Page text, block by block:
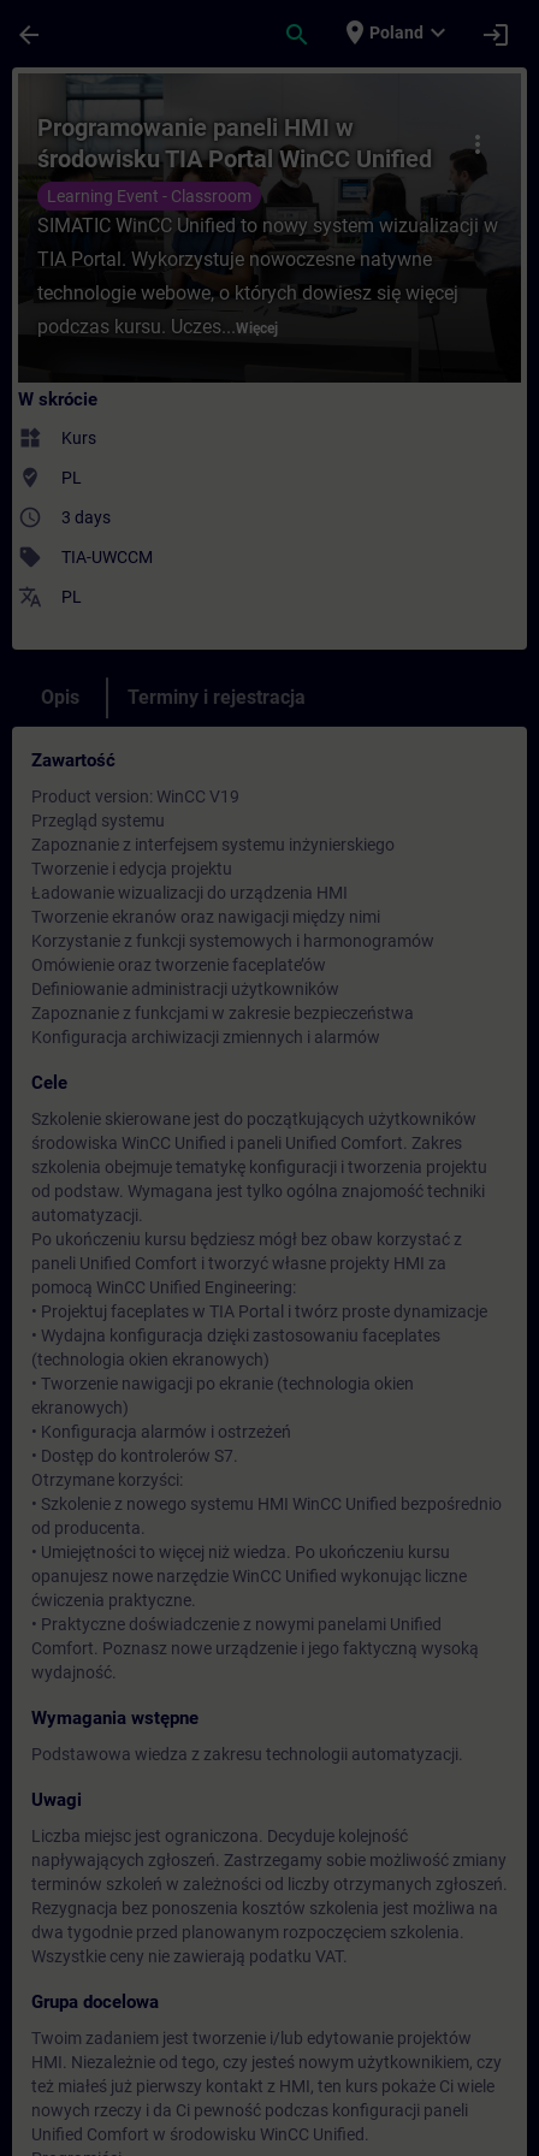
arrow_back search place Poland expand_more login
Kurs - Programowanie paneli HMI w
more_vert
Programowanie paneli HMI w
środowisku TIA Portal WinCC Unified
Learning Event - Classroom
SIMATIC WinCC Unified to nowy system wizualizacji w
TIA Portal. Wykorzystuje nowoczesne natywne
technologie webowe, o których dowiesz się więcej
podczas kursu. Uczes...Więcej
W skrócie
widgets Kurs
where_to_vote PL
access_time 3 days
sell TIA-UWCCM
translate PL
Opis Terminy i rejestracja
Zawartość
Product version: WinCC V19
Przegląd systemu
Zapoznanie z interfejsem systemu inżynierskiego
Tworzenie i edycja projektu
Ładowanie wizualizacji do urządzenia HMI
Tworzenie ekranów oraz nawigacji między nimi
Korzystanie z funkcji systemowych i harmonogramów
Omówienie oraz tworzenie faceplate’ów
Definiowanie administracji użytkowników
Zapoznanie z funkcjami w zakresie bezpieczeństwa
Konfiguracja archiwizacji zmiennych i alarmów
Cele
Szkolenie skierowane jest do początkujących użytkowników
środowiska WinCC Unified i paneli Unified Comfort. Zakres
szkolenia obejmuje tematykę konfiguracji i tworzenia projektu
od podstaw. Wymagana jest tylko ogólna znajomość techniki
automatyzacji.
Po ukończeniu kursu będziesz mógł bez obaw korzystać z
paneli Unified Comfort i tworzyć własne projekty HMI za
pomocą WinCC Unified Engineering:
• Projektuj faceplates w TIA Portal i twórz proste dynamizacje
• Wydajna konfiguracja dzięki zastosowaniu faceplates
(technologia okien ekranowych)
• Tworzenie nawigacji po ekranie (technologia okien
ekranowych)
• Konfiguracja alarmów i ostrzeżeń
• Dostęp do kontrolerów S7.
Otrzymane korzyści:
• Szkolenie z nowego systemu HMI WinCC Unified bezpośrednio
od producenta.
• Umiejętności to więcej niż wiedza. Po ukończeniu kursu
opanujesz nowe narzędzie WinCC Unified wykonując liczne
ćwiczenia praktyczne.
• Praktyczne doświadczenie z nowymi panelami Unified
Comfort. Poznasz nowe urządzenie i jego faktyczną wysoką
wydajność.
Wymagania wstępne
Podstawowa wiedza z zakresu technologii automatyzacji.
Uwagi
Liczba miejsc jest ograniczona. Decyduje kolejność
napływających zgłoszeń. Zastrzegamy sobie możliwość zmiany
terminów szkoleń w zależności od liczby otrzymanych zgłoszeń.
Rezygnacja bez ponoszenia kosztów szkolenia jest możliwa na
dwa tygodnie przed planowanym rozpoczęciem szkolenia.
Wszystkie ceny nie zawierają podatku VAT.
Grupa docelowa
Twoim zadaniem jest tworzenie i/lub edytowanie projektów
HMI. Niezależnie od tego, czy jesteś nowym użytkownikiem, czy
też miałeś już pierwszy kontakt z HMI, ten kurs pokaże Ci wiele
nowych rzeczy i da Ci pewność podczas konfiguracji paneli
Unified Comfort w środowisku WinCC Unified.